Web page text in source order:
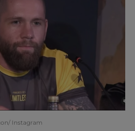
Instagram